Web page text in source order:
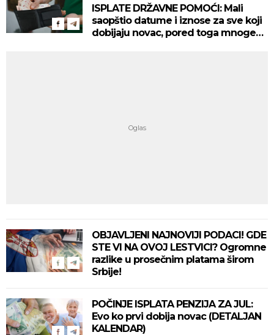
ISPLATE DRŽAVNE POMOĆI: Mali
saopštio datume i iznose za sve koji
dobijaju novac, pored toga mnoge
OBJAVLJENI NAJNOVIJI PODACI! GDE
STE VI NA OVOJ LESTVICI? Ogromne
razlike u prosečnim platama širom
Srbije!
POČINJE ISPLATA PENZIJA ZA JUL:
Evo ko prvi dobija novac (DETALJAN
KALENDAR)